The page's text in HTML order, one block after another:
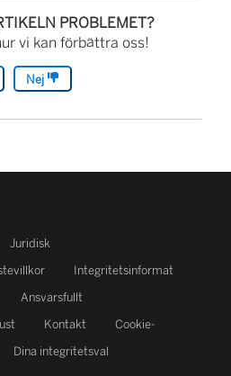
PROBLEMET?
vi kan förbättra oss!
Nej
Juridisk
Integritetsinformat
Ansvarsfullt
Kontakt
Cookie-
Dina integritetsval